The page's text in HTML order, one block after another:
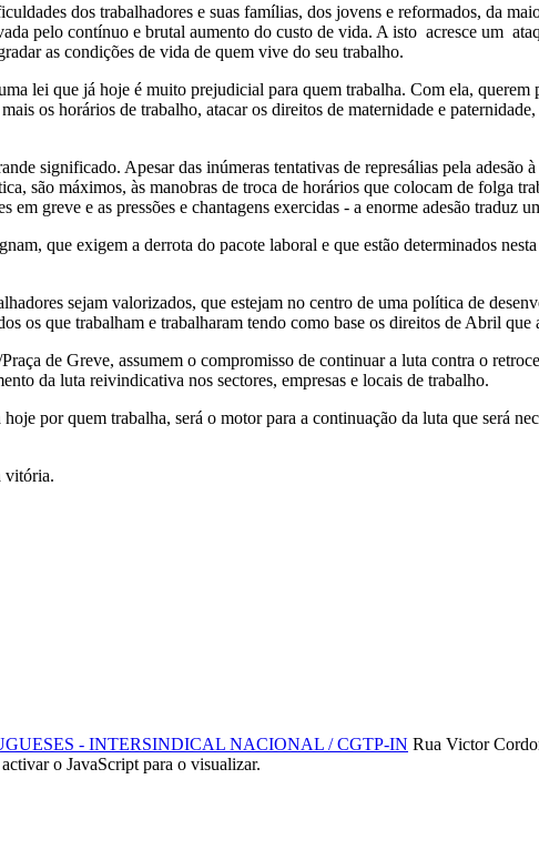
dos trabalhadores e suas famílias, dos jovens e reformados, da
pelo contínuo e brutal aumento do custo de vida. A isto acresce um
as condições de vida de quem vive do seu trabalho.
lei que já hoje é muito prejudicial para quem trabalha. Com ela, querem
os horários de trabalho, atacar os direitos de maternidade e
significado. Apesar das inúmeras tentativas de represálias pela
são máximos, às manobras de troca de horários que colocam de folga
em greve e as pressões e chantagens exercidas - a enorme adesão traduz
que exigem a derrota do pacote laboral e que estão determinados
sejam valorizados, que estejam no centro de uma política de
os que trabalham e trabalharam tendo como base os direitos de Abril
de Greve, assumem o compromisso de continuar a luta contra o
da luta reivindicativa nos sectores, empresas e locais de trabalho.
por quem trabalha, será o motor para a continuação da luta que será
vitória.
- INTERSINDICAL NACIONAL / CGTP-IN Rua Victor
o JavaScript para o visualizar.